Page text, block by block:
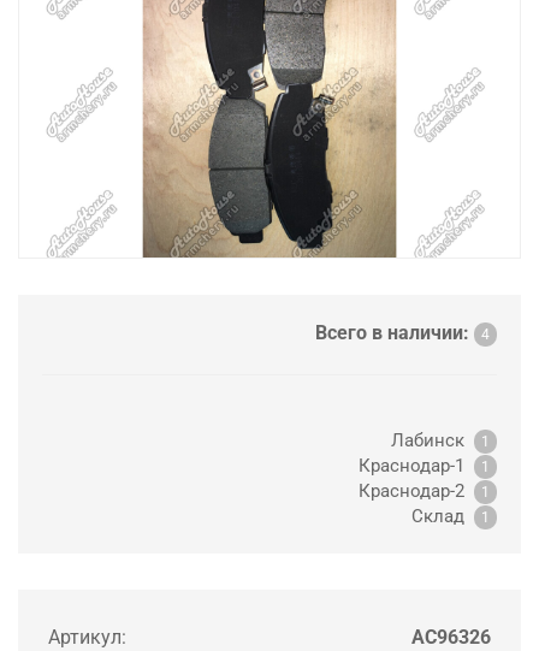
Всего в наличии: 4
Лабинск 1
Краснодар-1 1
Краснодар-2 1
Склад 1
Артикул: AC96326